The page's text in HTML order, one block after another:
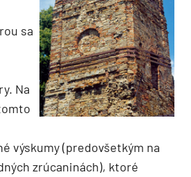
sa
Na
výskumy (predovšetkým na
zrúcaninách), ktoré